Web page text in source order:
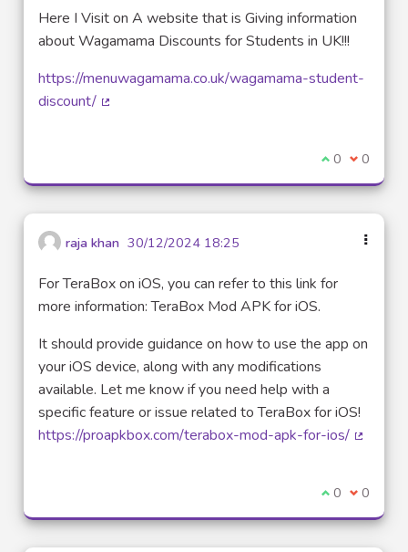
Here I Visit on A website that is Giving information
about Wagamama Discounts for Students in UK!!!
https://menuwagamama.co.uk/wagamama-student-
discount/
Je suis
0 Je ne
0
raja khan 30/12/2024 18:25
For TeraBox on iOS, you can refer to this link for
more information: TeraBox Mod APK for iOS.
It should provide guidance on how to use the app on
your iOS device, along with any modifications
available. Let me know if you need help with a
specific feature or issue related to TeraBox for iOS!
https://proapkbox.com/terabox-mod-apk-for-ios/
Je suis
0 Je ne
0